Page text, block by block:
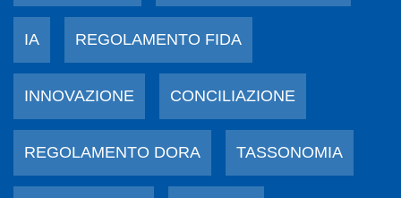
IA REGOLAMENTO FIDA
INNOVAZIONE CONCILIAZIONE
REGOLAMENTO DORA TASSONOMIA